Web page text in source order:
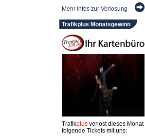
Mehr Infos zur Verlosung
Trafikplus Monatsgewinn
Trafikplusverlost dieses Monat
folgende Tickets mit uns: